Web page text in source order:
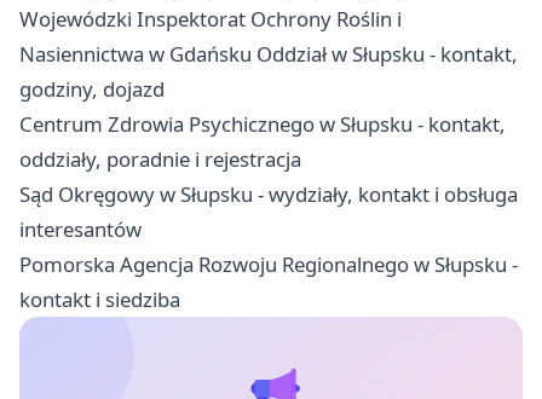
Wojewódzki Inspektorat Ochrony Roślin i
Nasiennictwa w Gdańsku Oddział w Słupsku - kontakt,
godziny, dojazd
Centrum Zdrowia Psychicznego w Słupsku - kontakt,
oddziały, poradnie i rejestracja
Sąd Okręgowy w Słupsku - wydziały, kontakt i obsługa
interesantów
Pomorska Agencja Rozwoju Regionalnego w Słupsku -
kontakt i siedziba